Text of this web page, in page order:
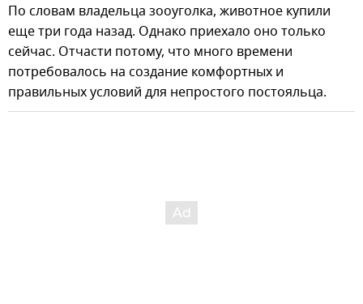
По словам владельца зооуголка, животное купили
еще три года назад. Однако приехало оно только
сейчас. Отчасти потому, что много времени
потребовалось на создание комфортных и
правильных условий для непростого постояльца.